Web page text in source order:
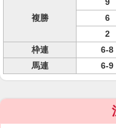
複勝
6
2
枠連
6-8
馬連
6-9